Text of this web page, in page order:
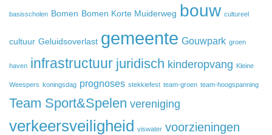
basisscholen Bomen Bomen Korte Muiderweg bouw cultureel
cultuur Geluidsoverlast gemeente Gouwpark groen
haven infrastructuur juridisch kinderopvang Kleine
Weespers koningsdag prognoses stekkiefest team-groen team-hoogspanning
Team Sport&Spelen vereniging
verkeersveiligheid viswater voorzieningen